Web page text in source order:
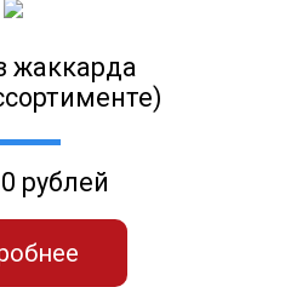
жаккарда
рублей